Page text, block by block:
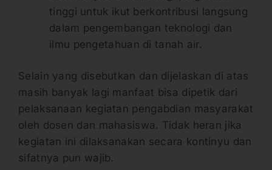
tinggi untuk ikut berkontribusi langsung
dalam pengembangan teknologi dan
ilmu pengetahuan di tanah air.
Selain yang disebutkan dan dijelaskan di atas
masih banyak lagi manfaat bisa dipetik dari
pelaksanaan kegiatan pengabdian masyarakat
oleh dosen dan mahasiswa. Tidak heran jika
kegiatan ini dilaksanakan secara kontinyu dan
sifatnya pun wajib.